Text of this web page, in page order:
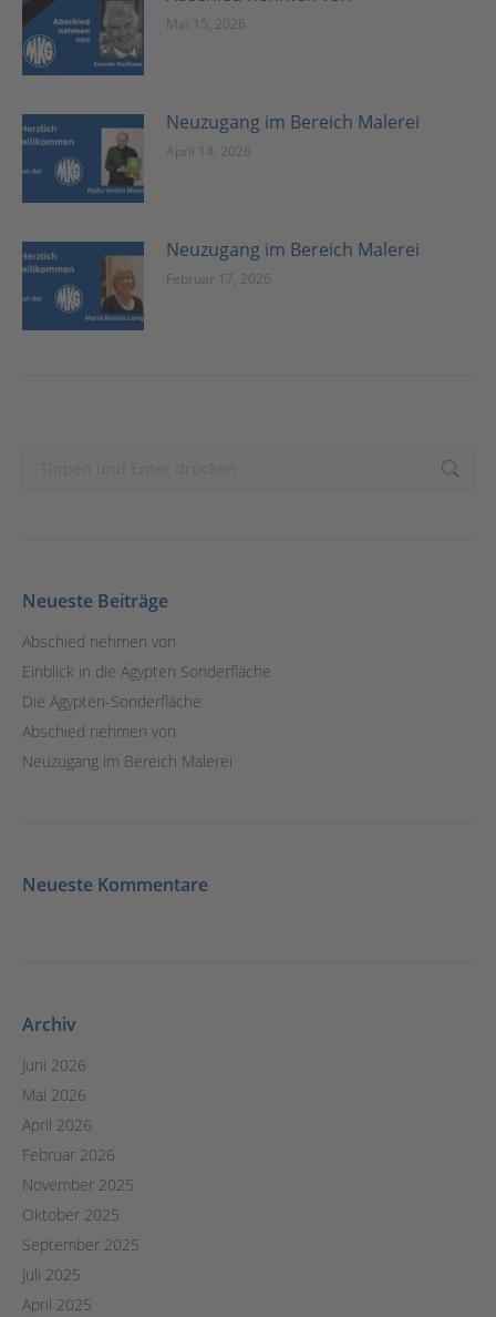
Mai 15, 2026
Neuzugang im Bereich Malerei
April 14, 2026
Neuzugang im Bereich Malerei
Februar 17, 2026
Neueste Beiträge
Abschied nehmen von
Einblick in die Ägypten Sonderfläche
Die Ägypten-Sonderfläche
Abschied nehmen von
Neuzugang im Bereich Malerei
Neueste Kommentare
Archiv
Juni 2026
Mai 2026
April 2026
Februar 2026
November 2025
Oktober 2025
September 2025
Juli 2025
April 2025